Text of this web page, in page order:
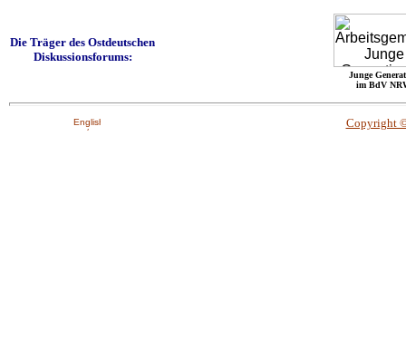
Die Träger des Ostdeutschen
Diskussionsforums:
Junge
im BdV
Copyright